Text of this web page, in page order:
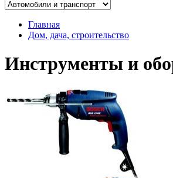
Главная
Дом, дача, строительство
Инструменты и